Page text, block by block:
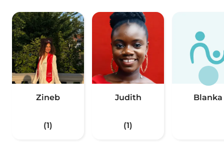
Zineb
(1)
Judith
(1)
Blanka